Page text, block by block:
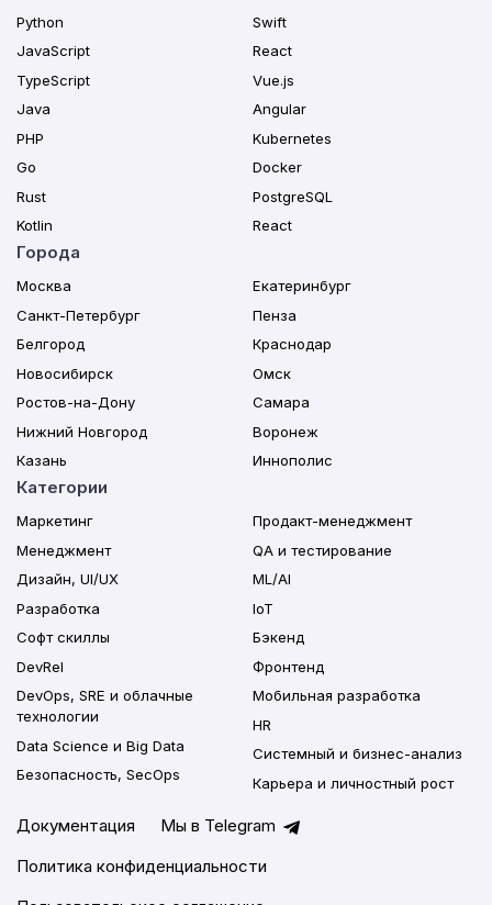
Python
JavaScript
TypeScript
Java
PHP
Go
Rust
Kotlin
Swift
React
Vue.js
Angular
Kubernetes
Docker
PostgreSQL
React
Города
Москва
Санкт-Петербург
Белгород
Новосибирск
Ростов-на-Дону
Нижний Новгород
Казань
Екатеринбург
Пенза
Краснодар
Омск
Самара
Воронеж
Иннополис
Категории
Маркетинг
Менеджмент
Дизайн, UI/UX
Разработка
Софт скиллы
DevRel
DevOps, SRE и облачные
технологии
Data Science и Big Data
Безопасность, SecOps
Продакт-менеджмент
QA и тестирование
ML/AI
IoT
Бэкенд
Фронтенд
Мобильная разработка
HR
Системный и бизнес-анализ
Карьера и личностный рост
Документация
Мы в Telegram
Политика конфиденциальности